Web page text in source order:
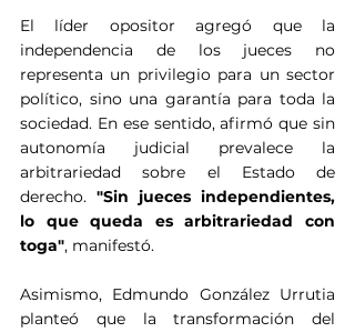
El líder opositor agregó que la
independencia de los jueces no
representa un privilegio para un sector
político, sino una garantía para toda la
sociedad. En ese sentido, afirmó que sin
autonomía judicial prevalece la
arbitrariedad sobre el Estado de
derecho. "Sin jueces independientes,
lo que queda es arbitrariedad con
toga", manifestó.
Asimismo, Edmundo González Urrutia
planteó que la transformación del